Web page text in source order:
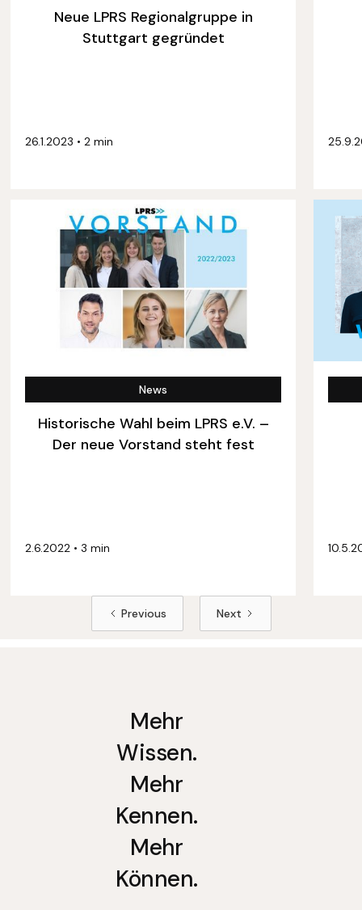
Neue LPRS Regionalgruppe in
Stuttgart gegründet
26.1.2023 •2 min
News
Historische Wahl beim LPRS e.V. –
Der neue Vorstand steht fest
2.6.2022 •3 min
Previous Next
Mehr
Wissen.
Mehr
Kennen.
Mehr
Können.